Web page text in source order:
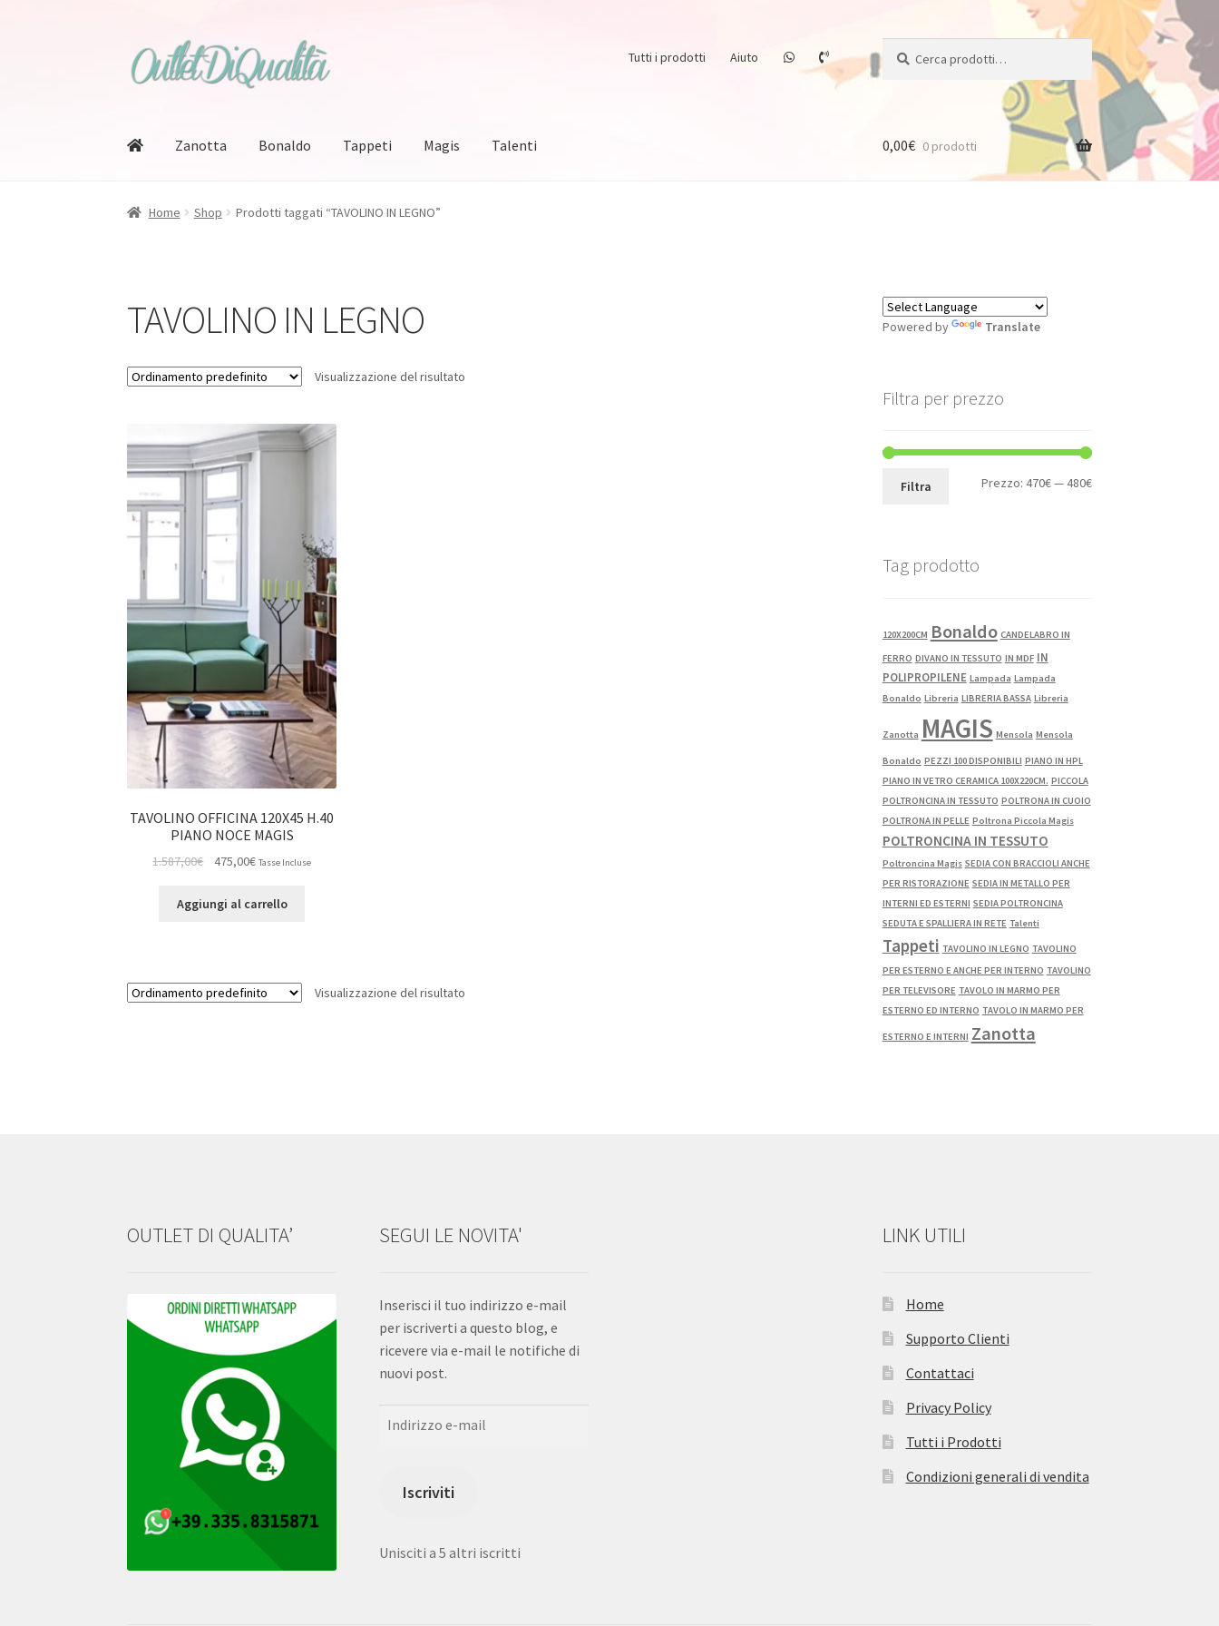
Vai
alla
Vai
al
Tutti i prodotti Aiuto
Zanotta Bonaldo Tappeti Magis Talenti 0,00€ 0 prodotti
Home Shop Prodotti taggati “TAVOLINO IN LEGNO”
TAVOLINO IN LEGNO
Visualizzazione del risultato
TAVOLINO OFFICINA 120X45 H.40
PIANO NOCE MAGIS
1.587,00€
originale
475,00€Il
attuale
Tasse Incluse
Aggiungi al carrello
Visualizzazione del risultato
Powered by Translate
Filtra per prezzo
Prezzo
Prezzo
Filtra Prezzo: 470€—480€
Tag prodotto
120X200CM Bonaldo CANDELABRO IN
FERRO DIVANO IN TESSUTO IN MDF IN
POLIPROPILENE Lampada Lampada
Bonaldo Libreria LIBRERIA BASSA Libreria
Zanotta MAGIS Mensola Mensola
Bonaldo PEZZI 100 DISPONIBILI PIANO IN HPL
PIANO IN VETRO CERAMICA 100X220CM. PICCOLA
POLTRONCINA IN TESSUTO POLTRONA IN CUOIO
POLTRONA IN PELLE Poltrona Piccola Magis
POLTRONCINA IN TESSUTO
Poltroncina Magis SEDIA CON BRACCIOLI ANCHE
PER RISTORAZIONE SEDIA IN METALLO PER
INTERNI ED ESTERNI SEDIA POLTRONCINA
SEDUTA E SPALLIERA IN RETE Talenti
Tappeti TAVOLINO IN LEGNO TAVOLINO
PER ESTERNO E ANCHE PER INTERNO TAVOLINO
PER TELEVISORE TAVOLO IN MARMO PER
ESTERNO ED INTERNO TAVOLO IN MARMO PER
ESTERNO E INTERNI Zanotta
OUTLET DI QUALITA’ SEGUI LE NOVITA'
Inserisci il tuo indirizzo e-mail
per iscriverti a questo blog, e
ricevere via e-mail le notifiche di
nuovi post.
Iscriviti
Unisciti a 5 altri iscritti
LINK UTILI
Home
Supporto Clienti
Contattaci
Privacy Policy
Tutti i Prodotti
Condizioni generali di vendita